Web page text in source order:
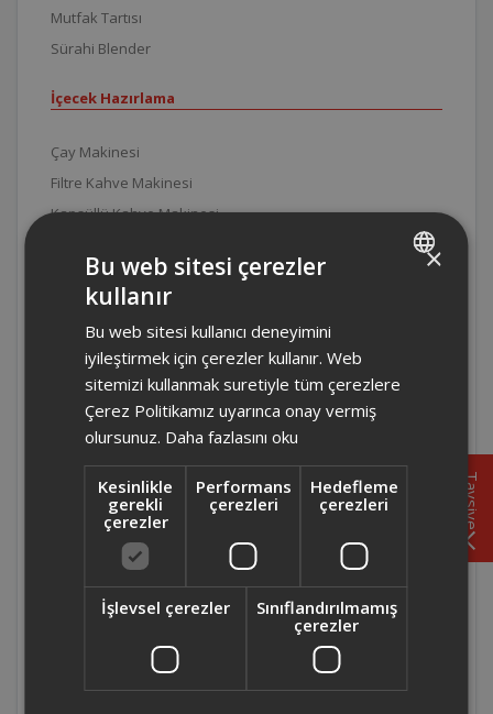
Mutfak Tartısı
Sürahi Blender
İçecek Hazırlama
Çay Makinesi
Filtre Kahve Makinesi
Kapsüllü Kahve Makinesi
Su Isıtıcı
Türk Kahve Makinesi
Pişirme ve Kızartma
Ekmek Kızartma Makinesi
Ekmek Yapma
Elektrikli Izgara
Elektrikli Pişirici
Elektrikli Sefer Tası
Foodie Modern Sefer Tası
Tavsiye
×
Bu web sitesi çerezler
kullanır
Bu web sitesi kullanıcı deneyimini
iyileştirmek için çerezler kullanır. Web
sitemizi kullanmak suretiyle tüm çerezlere
Çerez Politikamız uyarınca onay vermiş
olursunuz. Daha fazlasını oku
Kesinlikle
gerekli
çerezler
Performans
çerezleri
Hedefleme
çerezleri
İşlevsel çerezler
Sınıflandırılmamış
çerezler